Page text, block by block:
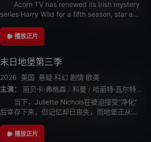
Acorn TV has renewed its Irish mystery
series Harry Wild for a fifth season, star and
播放正片
末日地堡第三季
2026 美国 悬疑 科幻 剧情 欧美
主演：
丽贝卡·弗格森 / 科曼 / 哈丽特·瓦尔特 /
当下，Juliette Nichols在被迫接受“净化”
后幸存下来，但记忆却已丧失，而地堡正从叛
者Helen Drew（Jessica Henwick饰）和
播放正片